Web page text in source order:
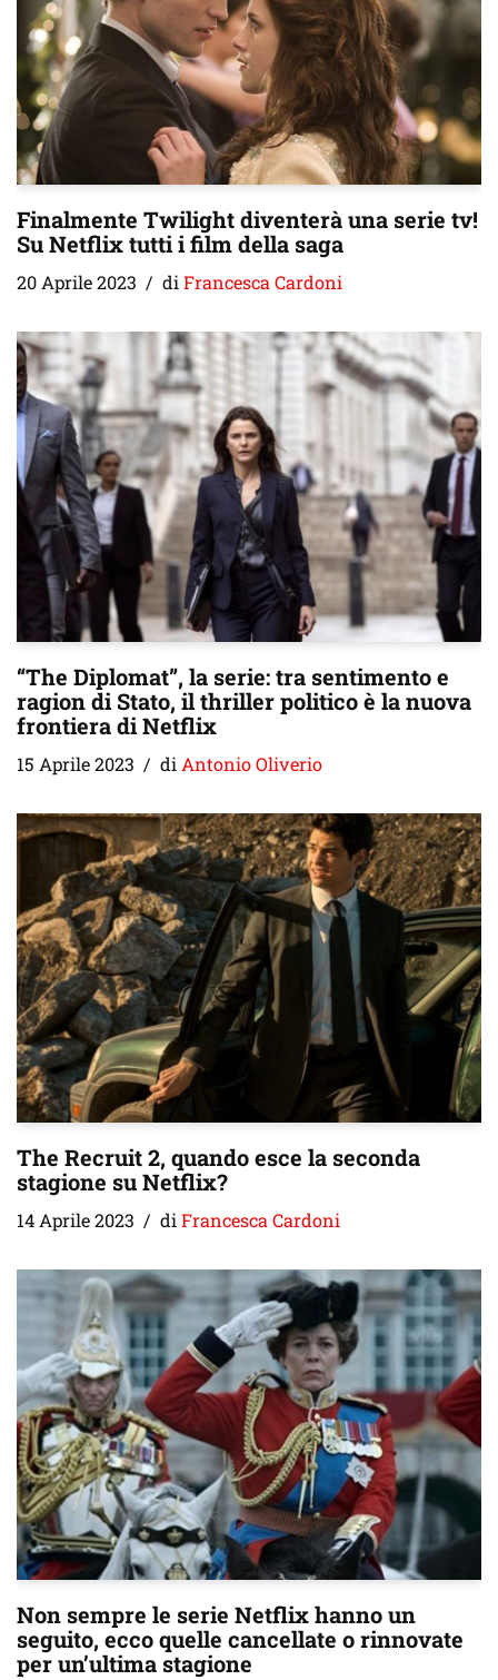
Finalmente Twilight diventerà una serie tv!
Su Netflix tutti i film della saga
20 Aprile 2023 di Francesca Cardoni
“The Diplomat”, la serie: tra sentimento e
ragion di Stato, il thriller politico è la nuova
frontiera di Netflix
15 Aprile 2023 di Antonio Oliverio
The Recruit 2, quando esce la seconda
stagione su Netflix?
14 Aprile 2023 diFrancesca Cardoni
Non sempre le serie Netflix hanno un
seguito, ecco quelle cancellate o rinnovate
per un’ultima stagione